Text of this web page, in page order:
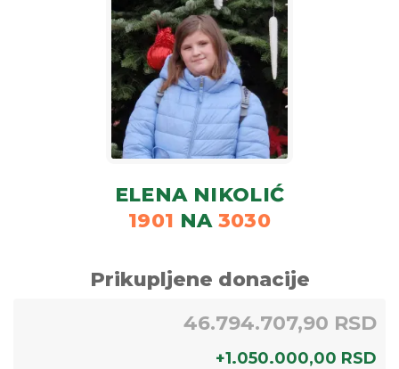
ELENA NIKOLIĆ
1901 NA 3030
Prikupljene donacije
46.794.707,90 RSD
+1.050.000,00 RSD